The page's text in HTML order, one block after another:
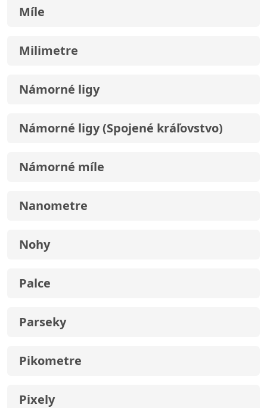
Míle
Milimetre
Námorné ligy
Námorné ligy (Spojené kráľovstvo)
Námorné míle
Nanometre
Nohy
Palce
Parseky
Pikometre
Pixely